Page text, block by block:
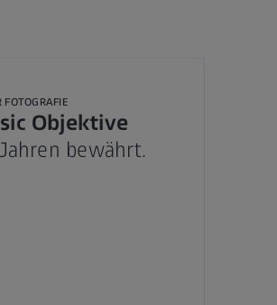
FOTOGRAFIE
Objektive
bewährt.